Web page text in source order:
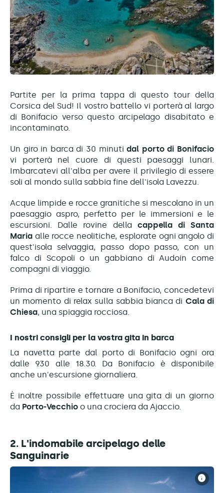
Partite per la prima tappa di questo tour della
Corsica del Sud! Il vostro battello vi porterà al largo
di Bonifacio verso questo arcipelago disabitato e
incontaminato.
Un giro in barca di 30 minutidal porto di Bonifacio
vi porterà nel cuore di questi paesaggi lunari.
Imbarcatevi all'alba per avere il privilegio di essere
soli al mondo sulla sabbia fine dell'isola Lavezzu.
Acque limpide e rocce granitiche si mescolano in un
paesaggio aspro, perfetto per le immersioni e le
escursioni. Dalle rovine della cappella di Santa
Maria alle rocce neolitiche, esplorate ogni angolo di
quest'isola selvaggia, passo dopo passo, con un
falco di Scopoli o un gabbiano di Audoin come
compagni di viaggio.
Prima di ripartire e tornare a Bonifacio, concedetevi
un momento di relax sulla sabbia bianca di Cala di
Chiesa, una spiaggia rocciosa.
I nostri consigli per la vostra gita in barca
La navetta parte dal porto di Bonifacio ogni ora
dalle 9.30 alle 18.30. Da Bonifacio è disponibile
anche un'escursione giornaliera.
È inoltre possibile effettuare una gita di un giorno
da Porto-Vecchio o una crociera da Ajaccio.
2. L'indomabile arcipelago delle
Sanguinarie